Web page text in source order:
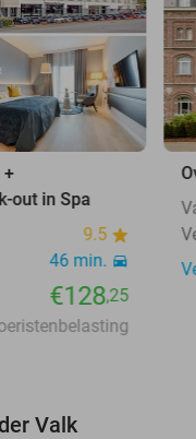
+
out in Spa
9.5
46 min.
€128,25
Valk